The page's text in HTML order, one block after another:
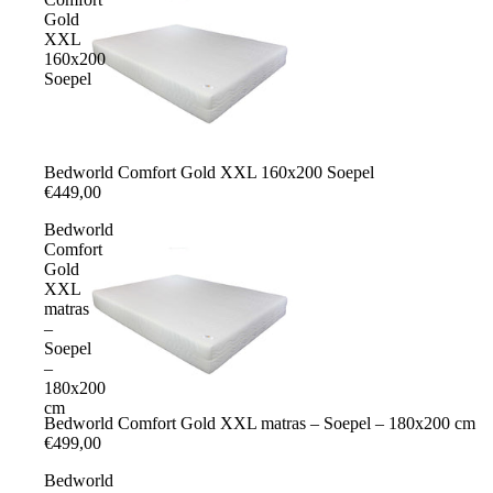
Gold
XXL
160x200
Soepel
Bedworld Comfort Gold XXL 160x200 Soepel
€449,00
Bedworld
Comfort
Gold
XXL
matras
–
Soepel
–
180x200
cm
Bedworld Comfort Gold XXL matras – Soepel – 180x200 cm
€499,00
Bedworld